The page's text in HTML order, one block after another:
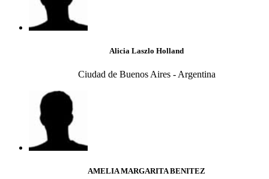
Alicia Laszlo Holland
Ciudad de Buenos Aires - Argentina
AMELIA MARGARITA BENITEZ